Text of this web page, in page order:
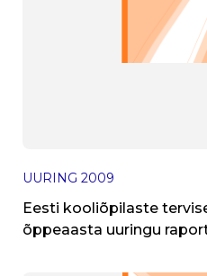
UURING 2009
Eesti kooliõpilaste
õppeaasta uuringu